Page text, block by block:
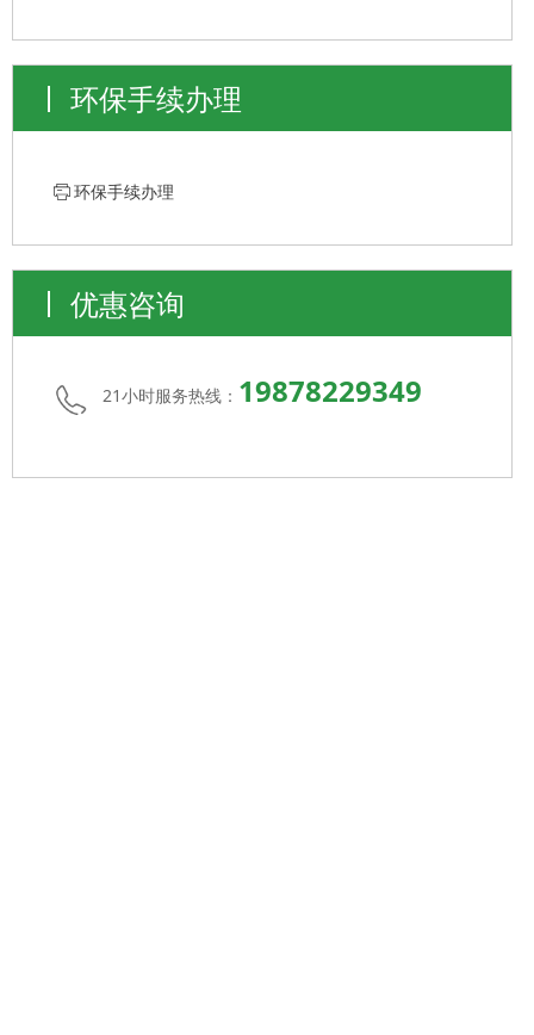
优惠咨询
21小时服务热线： 19878229349
环保手续办理
ꁧ 环保手续办理